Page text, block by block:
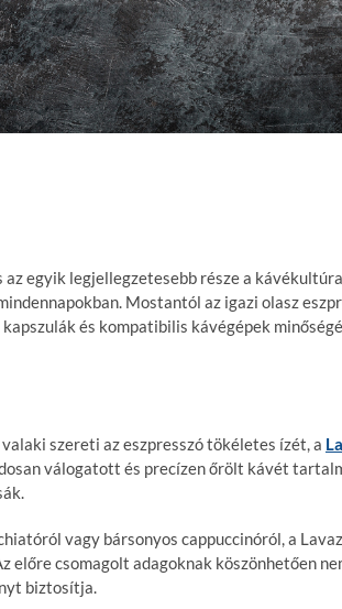
egyik legjellegzetesebb része a
Mostantól az igazi olasz
és kompatibilis kávégépek
szereti az eszpresszó tökéletes ízét, a
válogatott és precízen őrölt kávét
vagy bársonyos cappuccinóról, a
csomagolt adagoknak köszönhetően
biztosítja.